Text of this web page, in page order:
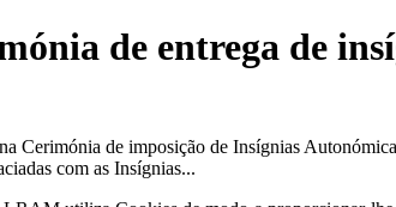
de entrega de
Cerimónia de imposição de Insígnias
com as Insígnias...